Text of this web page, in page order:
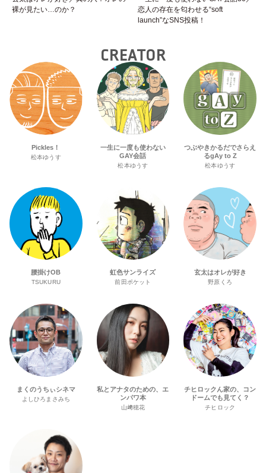
裸が見たい…のか？
恋人の存在を匂わせる“soft
launch”なSNS投稿！
CREATOR
Pickles！
松本ゆうす
一生に一度も使わない
GAY会話
松本ゆうす
つぶやきかるだでさらえ
るgAy to Z
松本ゆうす
腰掛けOB
TSUKURU
虹色サンライズ
前田ポケット
玄太はオレが好き
野原くろ
まくのうちぃシネマ
よしひろまさみち
私とアナタのための、エ
ンパワ本
山﨑穂花
チヒロックん家の、コン
ドームでも見てく？
チヒロック